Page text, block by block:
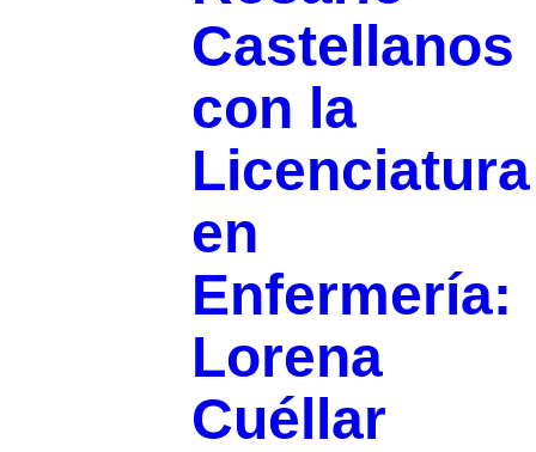
Castellanos
con la
Licenciatura
en
Enfermería:
Lorena
Cuéllar